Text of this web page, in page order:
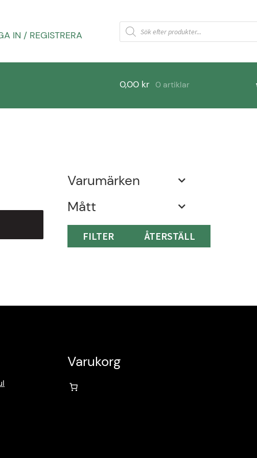
IN / REGISTRERA
Products
search
0,00 kr 0 artiklar
Varumärken
Mått
FILTER ÅTERSTÄLL
Varukorg